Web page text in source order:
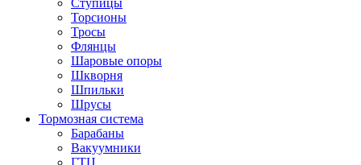
Ступицы
Торсионы
Тросы
Флянцы
Шаровые опоры
Шкворня
Шпильки
Шрусы
Тормозная система
Барабаны
Вакуумники